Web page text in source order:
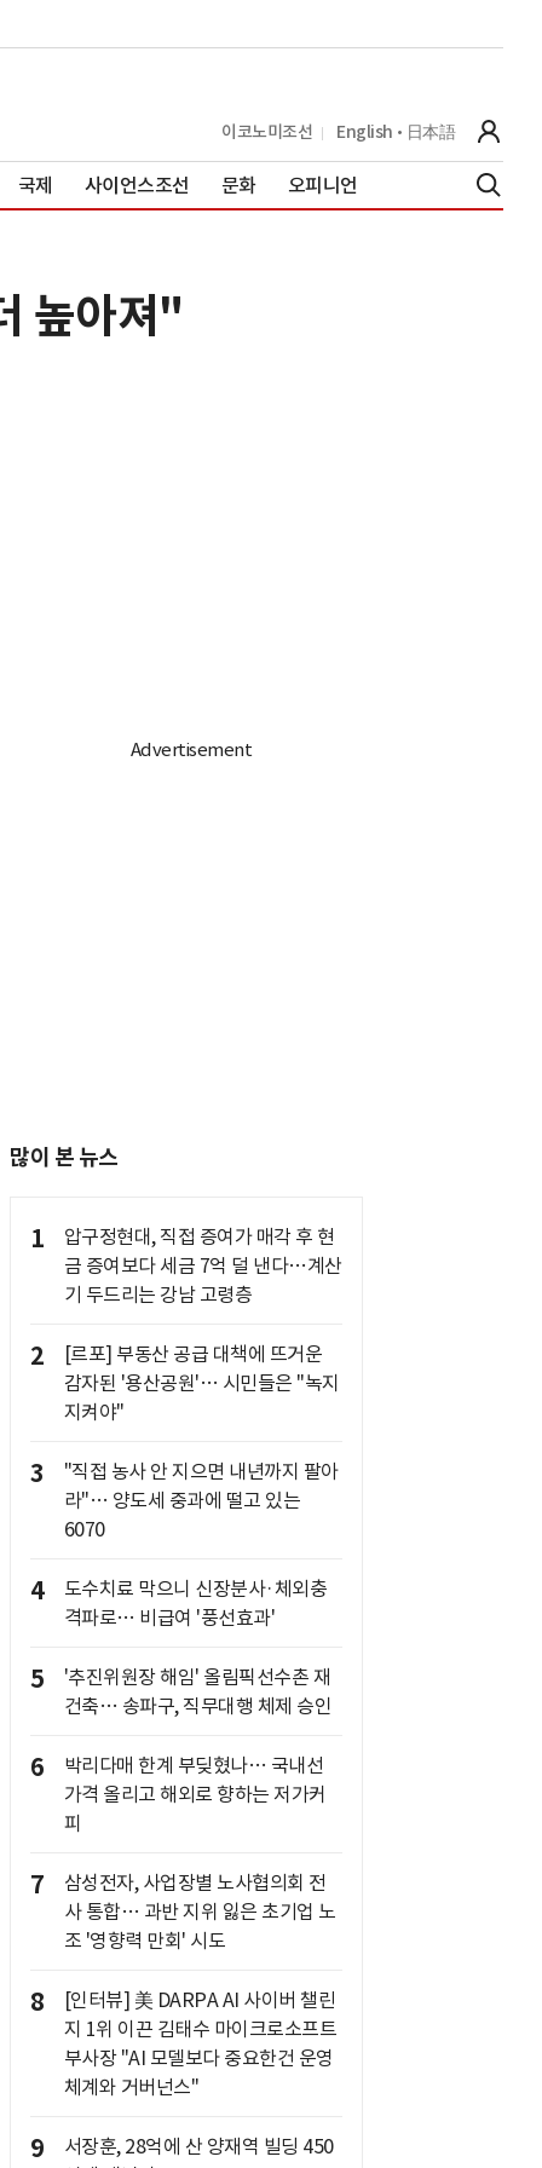
이코노미조선 English 日本語
국제 사이언스조선 문화 오피니언
높아져"
많이 본 뉴스
1
압구정현대, 직접 증여가 매각 후 현
금 증여보다 세금 7억 덜 낸다…계산
기 두드리는 강남 고령층
2
[르포] 부동산 공급 대책에 뜨거운
감자된 '용산공원'… 시민들은 "녹지
지켜야"
3
"직접 농사 안 지으면 내년까지 팔아
라"… 양도세 중과에 떨고 있는
6070
4
도수치료 막으니 신장분사·체외충
격파로… 비급여 '풍선효과'
5
'추진위원장 해임' 올림픽선수촌 재
건축… 송파구, 직무대행 체제 승인
6
박리다매 한계 부딪혔나… 국내선
가격 올리고 해외로 향하는 저가커
피
7
삼성전자, 사업장별 노사협의회 전
사 통합… 과반 지위 잃은 초기업 노
조 '영향력 만회' 시도
8
[인터뷰] 美 DARPA AI 사이버 챌린
지 1위 이끈 김태수 마이크로소프트
부사장 "AI 모델보다 중요한건 운영
체계와 거버넌스"
9
서장훈, 28억에 산 양재역 빌딩 450